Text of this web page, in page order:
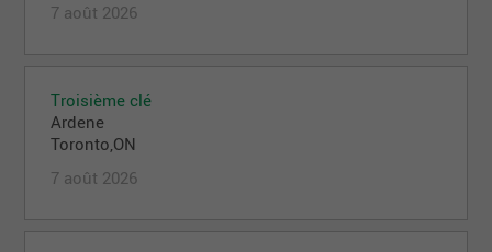
7 août 2026
Troisième clé
Ardene
Toronto,ON
7 août 2026